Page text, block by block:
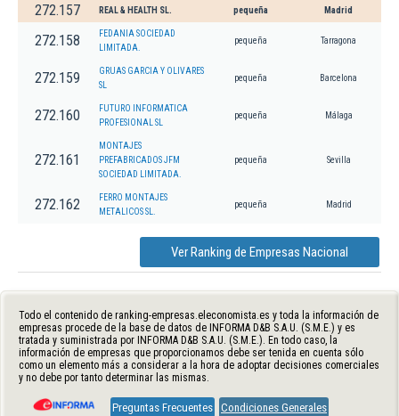
272.157 REAL & HEALTH SL. pequeña Madrid
272.158
FEDANIA SOCIEDAD
LIMITADA.
pequeña Tarragona
272.159
GRUAS GARCIA Y OLIVARES
SL
pequeña Barcelona
272.160
FUTURO INFORMATICA
PROFESIONAL SL
pequeña Málaga
272.161
MONTAJES
PREFABRICADOS JFM
SOCIEDAD LIMITADA.
pequeña Sevilla
272.162
FERRO MONTAJES
METALICOS SL.
pequeña Madrid
Ver Ranking de Empresas Nacional
Todo el contenido de ranking-empresas.eleconomista.es y toda la información de
empresas procede de la base de datos de INFORMA D&B S.A.U. (S.M.E.) y es
tratada y suministrada por INFORMA D&B S.A.U. (S.M.E.). En todo caso, la
información de empresas que proporcionamos debe ser tenida en cuenta sólo
como un elemento más a considerar a la hora de adoptar decisiones comerciales
y no debe por tanto determinar las mismas.
Preguntas Frecuentes Condiciones Generales